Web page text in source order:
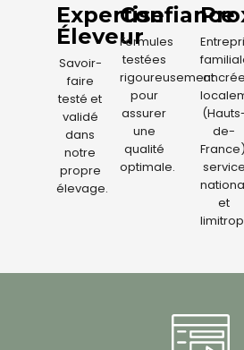
Expertise
Éleveur
Savoir-
faire
testé et
validé
dans
notre
propre
élevage.
Confiance
Formules
testées
rigoureusement
pour
assurer
une
qualité
optimale.
ancrée
de-
service
et